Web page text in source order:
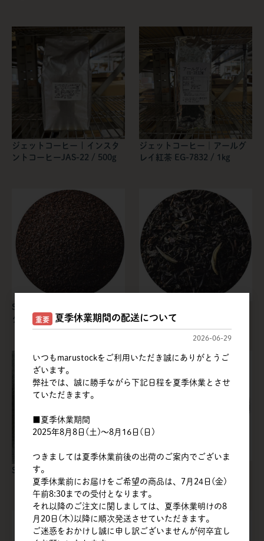
ジェットコーヒー | インスタ
ントコーヒーJAS-22 / 500g
ジェットコーヒー｜アールグ
レイ紅茶 EG-7832 / 1kg
SEプリュス | ポム ファイニン
グティー
SUP OP
SEプリュス | ポム OP
ブルー
重要 夏季休業期間の配送について
2026-06-29
いつもmarustockをご利用いただき誠にありがとうご
ざいます。
弊社では、誠に勝手ながら下記日程を夏季休業とさせ
ていただきます。
■夏季休業期間
2025年8月8日(土)～8月16日(日)
つきましては夏季休業前後の出荷のご案内でございま
す。
夏季休業前にお届けをご希望の商品は、7月24日(金)
午前8:30までの受付となります。
それ以降のご注文に関しましては、夏季休業明けの8
月20日(木)以降に順次発送させていただきます。
ご迷惑をおかけし誠に申し訳ございませんが何卒宜し